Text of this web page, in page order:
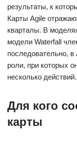
результаты, к
Карты Agile
кварталы. В
модели Waterfall
последовательно,
роли, при которых
несколько действий.
Для кого
карты